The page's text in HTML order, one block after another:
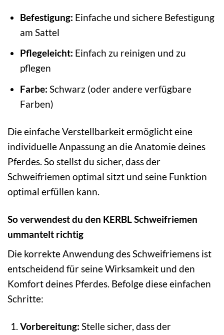
Befestigung: Einfache und sichere Befestigung
am Sattel
Pflegeleicht: Einfach zu reinigen und zu
pflegen
Farbe: Schwarz (oder andere verfügbare
Farben)
Die einfache Verstellbarkeit ermöglicht eine
individuelle Anpassung an die Anatomie deines
Pferdes. So stellst du sicher, dass der
Schweifriemen optimal sitzt und seine Funktion
optimal erfüllen kann.
So verwendest du den KERBL Schweifriemen
ummantelt richtig
Die korrekte Anwendung des Schweifriemens ist
entscheidend für seine Wirksamkeit und den
Komfort deines Pferdes. Befolge diese einfachen
Schritte:
Vorbereitung: Stelle sicher, dass der